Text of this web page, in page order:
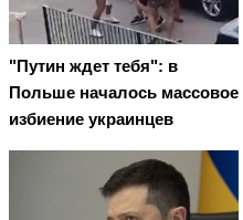
"Путин ждет тебя": в
Польше началось массовое
избиение украинцев